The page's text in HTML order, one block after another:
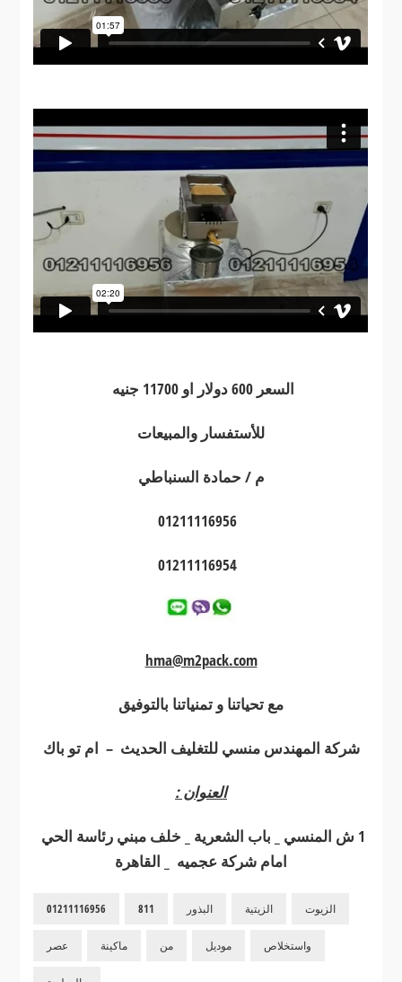
السعر 600 دولار او 11700 جنيه
للأستفسار والمبيعات
م / حمادة السنباطي
hma@m2pack.com
مع تحياتنا و تمنياتنا بالتوفيق
شركة المهندس منسي للتغليف الحديث – ام تو باك
العنوان :
1 ش المنسي _ باب الشعرية _ خلف مبني رئاسة الحي
امام شركة عجميه _ القاهرة
01211116956 811 البذور الزيتية الزيوت
عصر ماكينة من موديل واستخلاص